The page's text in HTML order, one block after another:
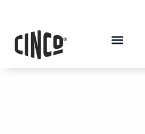
de 5,95€ numa
60€!